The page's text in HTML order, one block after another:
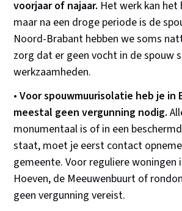
voorjaar of najaar. Het werk kan het
maar na een droge periode is de
Noord-Brabant hebben we soms
zorg dat er geen vocht in de spouw
werkzaamheden.
•Voor spouwmuurisolatie heb je in
meestal geen vergunning nodig.
monumentaal is of in een
staat, moet je eerst contact
gemeente. Voor reguliere woningen
Hoeven, de Meeuwenbuurt of
geen vergunning vereist.